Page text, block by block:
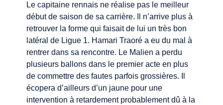
Le capitaine rennais ne réalise pas le meilleur
début de saison de sa carrière. Il n’arrive plus à
retrouver la forme qui faisait de lui un très bon
latéral de Ligue 1. Hamari Traoré a eu du mal à
rentrer dans sa rencontre. Le Malien a perdu
plusieurs ballons dans le premier acte en plus
de commettre des fautes parfois grossières. Il
écopera d’ailleurs d’un jaune pour une
intervention à retardement probablement dû à la